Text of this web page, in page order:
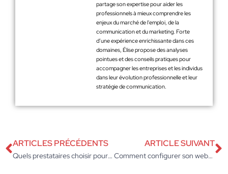
partage son expertise pour aider les
professionnels à mieux comprendre les
enjeux du marché de l'emploi, de la
communication et du marketing. Forte
d’une expérience enrichissante dans ces
domaines, Élise propose des analyses
pointues et des conseils pratiques pour
accompagner les entreprises et les individus
dans leur évolution professionnelle et leur
stratégie de communication.
ARTICLES PRÉCÉDENTS
Quels prestataires choisir pour sa stratégie marketing ?
ARTICLE SUIVANT
Comment configurer son webmail Grenoble ?